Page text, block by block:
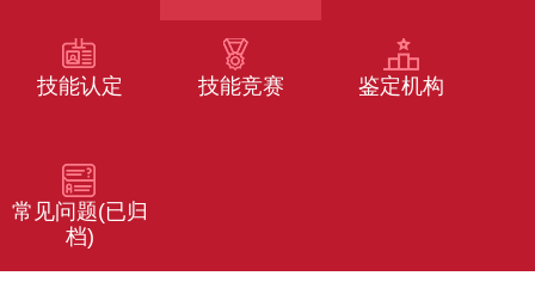
技能认定 技能竞赛 鉴定机构
常见问题(已归
档)